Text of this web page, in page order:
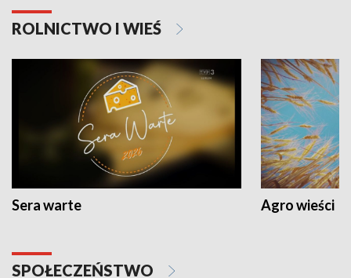
ROLNICTWO I WIEŚ
Sera warte Agro wieści
SPOŁECZEŃSTWO